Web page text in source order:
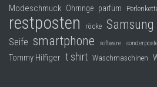
Modeschmuck Ohrringe parfüm
restposten röcke Samsung
Seife smartphone software
Tommy Hilfiger t shirt Waschmaschinen